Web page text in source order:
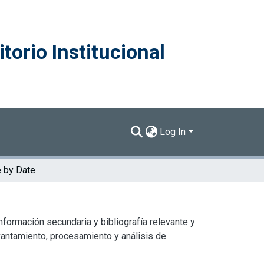
Institucional
Log In
by Date
secundaria y bibliografía relevante y
procesamiento y análisis de